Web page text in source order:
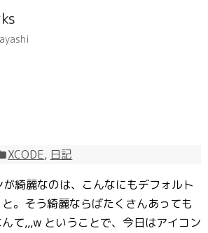
XCODE, 日記
綺麗なのは、こんなにもデフォルト
。そう綺麗ならばたくさんあっても
て,,,w ということで、今日はアイコン